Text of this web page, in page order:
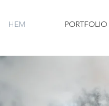
HEM PORTFOLIO